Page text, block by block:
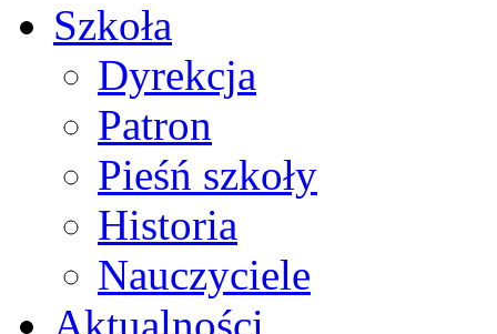
Szkoła
Dyrekcja
Patron
Pieśń szkoły
Historia
Nauczyciele